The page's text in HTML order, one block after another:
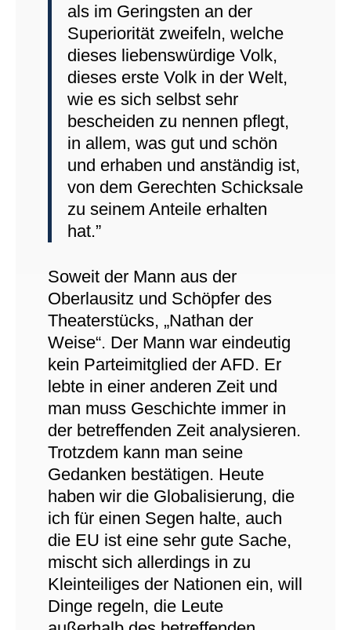
als im Geringsten an der
Superiorität zweifeln, welche
dieses liebenswürdige Volk,
dieses erste Volk in der Welt,
wie es sich selbst sehr
bescheiden zu nennen pflegt,
in allem, was gut und schön
und erhaben und anständig ist,
von dem Gerechten Schicksale
zu seinem Anteile erhalten
hat.”
Soweit der Mann aus der
Oberlausitz und Schöpfer des
Theaterstücks, „Nathan der
Weise“. Der Mann war eindeutig
kein Parteimitglied der AFD. Er
lebte in einer anderen Zeit und
man muss Geschichte immer in
der betreffenden Zeit analysieren.
Trotzdem kann man seine
Gedanken bestätigen. Heute
haben wir die Globalisierung, die
ich für einen Segen halte, auch
die EU ist eine sehr gute Sache,
mischt sich allerdings in zu
Kleinteiliges der Nationen ein, will
Dinge regeln, die Leute